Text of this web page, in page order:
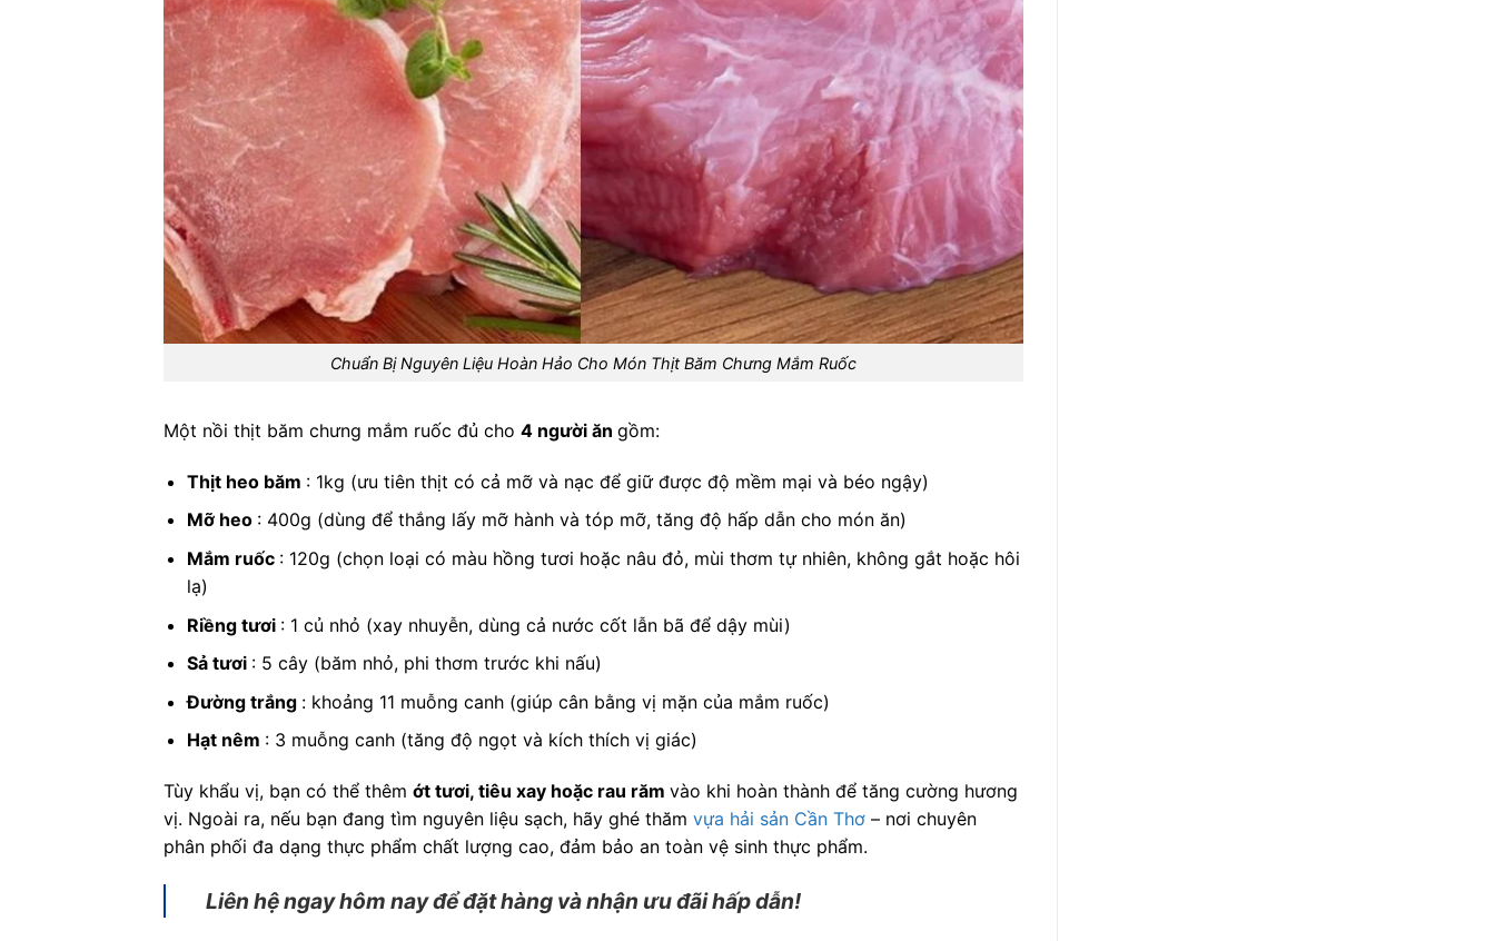
Chuẩn Bị Nguyên Liệu Hoàn Hảo Cho Món Thịt Băm Chưng Mắm Ruốc
Một nồi thịt băm chưng mắm ruốc đủ cho 4 người ăn gồm:
Thịt heo băm : 1kg (ưu tiên thịt có cả mỡ và nạc để giữ được độ mềm mại và béo ngậy)
Mỡ heo : 400g (dùng để thắng lấy mỡ hành và tóp mỡ, tăng độ hấp dẫn cho món ăn)
Mắm ruốc : 120g (chọn loại có màu hồng tươi hoặc nâu đỏ, mùi thơm tự nhiên, không gắt hoặc hôi
lạ)
Riềng tươi : 1 củ nhỏ (xay nhuyễn, dùng cả nước cốt lẫn bã để dậy mùi)
Sả tươi : 5 cây (băm nhỏ, phi thơm trước khi nấu)
Đường trắng : khoảng 11 muỗng canh (giúp cân bằng vị mặn của mắm ruốc)
Hạt nêm : 3 muỗng canh (tăng độ ngọt và kích thích vị giác)
Tùy khẩu vị, bạn có thể thêm ớt tươi, tiêu xay hoặc rau răm vào khi hoàn thành để tăng cường hương
vị. Ngoài ra, nếu bạn đang tìm nguyên liệu sạch, hãy ghé thăm vựa hải sản Cần Thơ – nơi chuyên
phân phối đa dạng thực phẩm chất lượng cao, đảm bảo an toàn vệ sinh thực phẩm.
Liên hệ ngay hôm nay để đặt hàng và nhận ưu đãi hấp dẫn!